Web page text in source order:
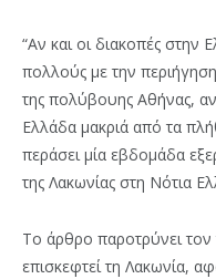
“Αν και οι διακοπές στην
πολλούς με την
της πολύβουης Αθήνας,
Ελλάδα μακριά από τα
περάσει μία εβδομάδα
της Λακωνίας στη Νότια
Το άρθρο παροτρύνει τον
επισκεφτεί τη Λακωνία,